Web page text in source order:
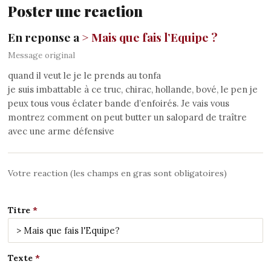
Poster une reaction
En reponse a > Mais que fais l’Equipe ?
Message original
quand il veut le je le prends au tonfa
je suis imbattable à ce truc, chirac, hollande, bové, le pen je
peux tous vous éclater bande d’enfoirés. Je vais vous
montrez comment on peut butter un salopard de traître
avec une arme défensive
Votre reaction (les champs en gras sont obligatoires)
Titre
Texte